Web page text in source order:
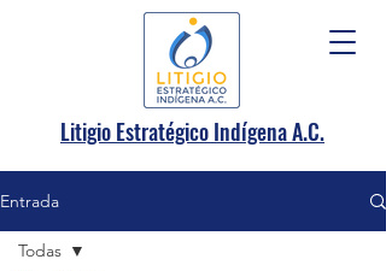
Litigio Estratégico Indígena A.C.
Entrada
Todas